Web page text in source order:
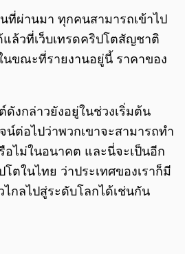
ที่ผ่านมา ทุกคนสามารถเข้าไป
ล้วที่เว็บเทรดคริปโตสัญชาติ
นขณะที่รายงานอยู่นี้ ราคาของ
ดังกล่าวยังอยู่ในช่วงเริ่มต้น
น์ต่อไปว่าพวกเขาจะสามารถทำ
อไม่ในอนาคต และนี่จะเป็นอีก
ตในไทย ว่าประเทศของเราก็มี
ไกลไปสู่ระดับโลกได้เช่นกัน